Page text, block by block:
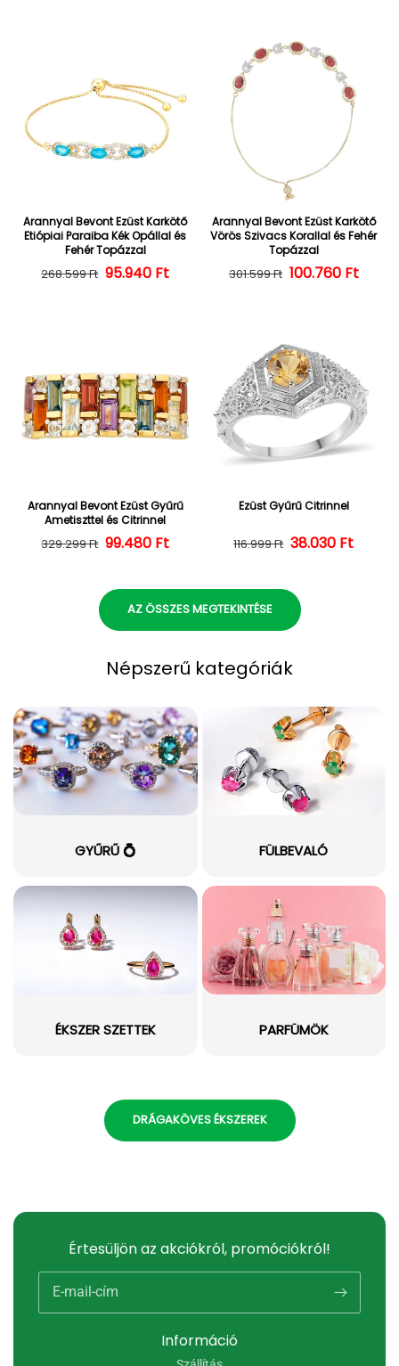
Arannyal Bevont Ezüst Karkötő
Etiópiai Paraiba Kék Opállal és
Fehér Topázzal
Normál ár
268.599 Ft Kedvezményes ár
95.940 Ft
Arannyal Bevont Ezüst Karkötő
Vörös Szivacs Korallal és Fehér
Topázzal
Normál ár
301.599 Ft 100.760 Ft
Arannyal Bevont Ezüst Gyűrű
Ametiszttel és Citrinnel
Normál ár
329.299 Ft Kedvezményes ár
99.480 Ft
Ezüst Gyűrű Citrinnel
Normál ár
116.999 Ft 38.030 Ft
AZ ÖSSZES MEGTEKINTÉSE
Népszerű kategóriák
GYŰRŰ 💍 FÜLBEVALÓ
ÉKSZER SZETTEK PARFÜMÖK
DRÁGAKÖVES ÉKSZEREK
Információ
Értesüljön az akciókról, promóciókról!
E-mail-cím